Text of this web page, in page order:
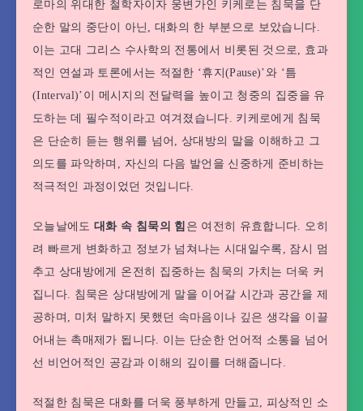
로마의 위대한 철학자이자 웅변가인 키케로는 침묵을 단
순한 말의 중단이 아닌, 대화의 한 부분으로 보았습니다.
이는 고대 그리스 수사학의 전통에서 비롯된 것으로, 효과
적인 연설과 토론에서는 적절한 ‘휴지(Pause)’와 ‘틈
(Interval)’이 메시지의 전달력을 높이고 청중의 집중을 유
도하는 데 필수적이라고 여겨졌습니다. 키케로에게 침묵
은 단순히 듣는 행위를 넘어, 상대방의 말을 이해하고 그
의도를 파악하며, 자신의 다음 발언을 신중하게 준비하는
적극적인 과정이었던 것입니다.
오늘날에도대화 속 침묵의 힘 은 여전히 유효합니다. 오히
려 빠르게 변화하고 정보가 넘쳐나는 시대일수록, 잠시 멈
추고 상대방에게 온전히 집중하는 침묵의 가치는 더욱 커
집니다. 침묵은 상대방에게 말을 이어갈 시간과 공간을 제
공하며, 미처 말하지 못했던 속마음이나 깊은 생각을 이끌
어내는 촉매제가 됩니다. 이는 단순한 언어적 소통을 넘어
선 비언어적인 공감과 이해의 깊이를 더해줍니다.
적절한 침묵은 대화를 더욱 풍부하게 만들고, 피상적인 소